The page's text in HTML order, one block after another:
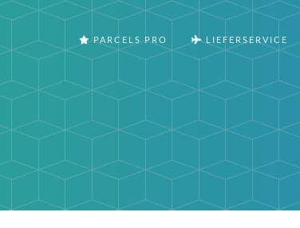
PARCELS PRO LIEFERSERVICE